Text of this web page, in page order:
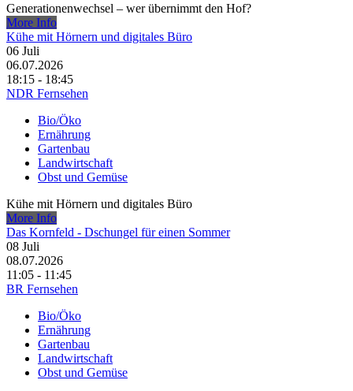
Generationenwechsel – wer übernimmt den Hof?
More Info
Kühe mit Hörnern und digitales Büro
06 Juli
06.07.2026
18:15 - 18:45
NDR Fernsehen
Bio/Öko
Ernährung
Gartenbau
Landwirtschaft
Obst und Gemüse
Kühe mit Hörnern und digitales Büro
More Info
Das Kornfeld - Dschungel für einen Sommer
08 Juli
08.07.2026
11:05 - 11:45
BR Fernsehen
Bio/Öko
Ernährung
Gartenbau
Landwirtschaft
Obst und Gemüse